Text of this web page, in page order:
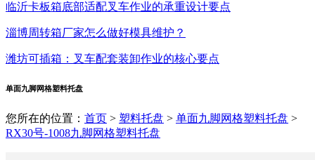
临沂卡板箱底部适配叉车作业的承重设计要点
淄博周转箱厂家怎么做好模具维护？
潍坊可插箱：叉车配套装卸作业的核心要点
单面九脚网格塑料托盘
您所在的位置： 首页 > 塑料托盘 > 单面九脚网格塑料托盘 >
RX30号-1008九脚网格塑料托盘